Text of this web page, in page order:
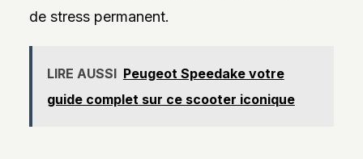
de stress permanent.
LIRE AUSSI Peugeot Speedake votre
guide complet sur ce scooter iconique